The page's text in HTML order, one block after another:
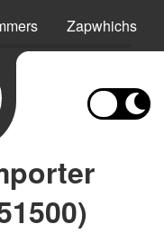
Zapwhichs